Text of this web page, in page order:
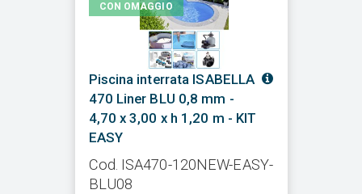
CON OMAGGIO
Piscina interrata ISABELLA
470 Liner BLU 0,8 mm -
4,70 x 3,00 x h 1,20 m - KIT
EASY
Cod. ISA470-120NEW-EASY-
BLU08